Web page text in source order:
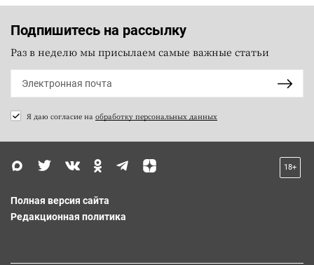
Подпишитесь на рассылку
Раз в неделю мы присылаем самые важные статьи
Я даю согласие на обработку персональных данных
18+
Полная версия сайта
Редакционная политика